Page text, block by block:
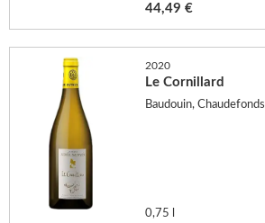
44,49 €
2020
Le Cornillard
Baudouin, Chaudefonds
0,75 l